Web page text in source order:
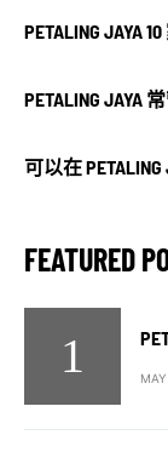
PETALING JAYA
PETALING JAYA
可以在
FEATURED